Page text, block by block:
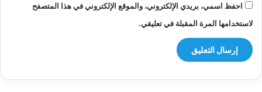
احفظ اسمي، بريدي الإلكتروني، والموقع الإلكتروني في هذا المتصفح
لاستخدامها المرة المقبلة في تعليقي.